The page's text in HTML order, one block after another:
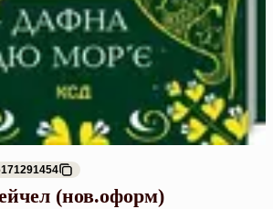
(нов.оформ)